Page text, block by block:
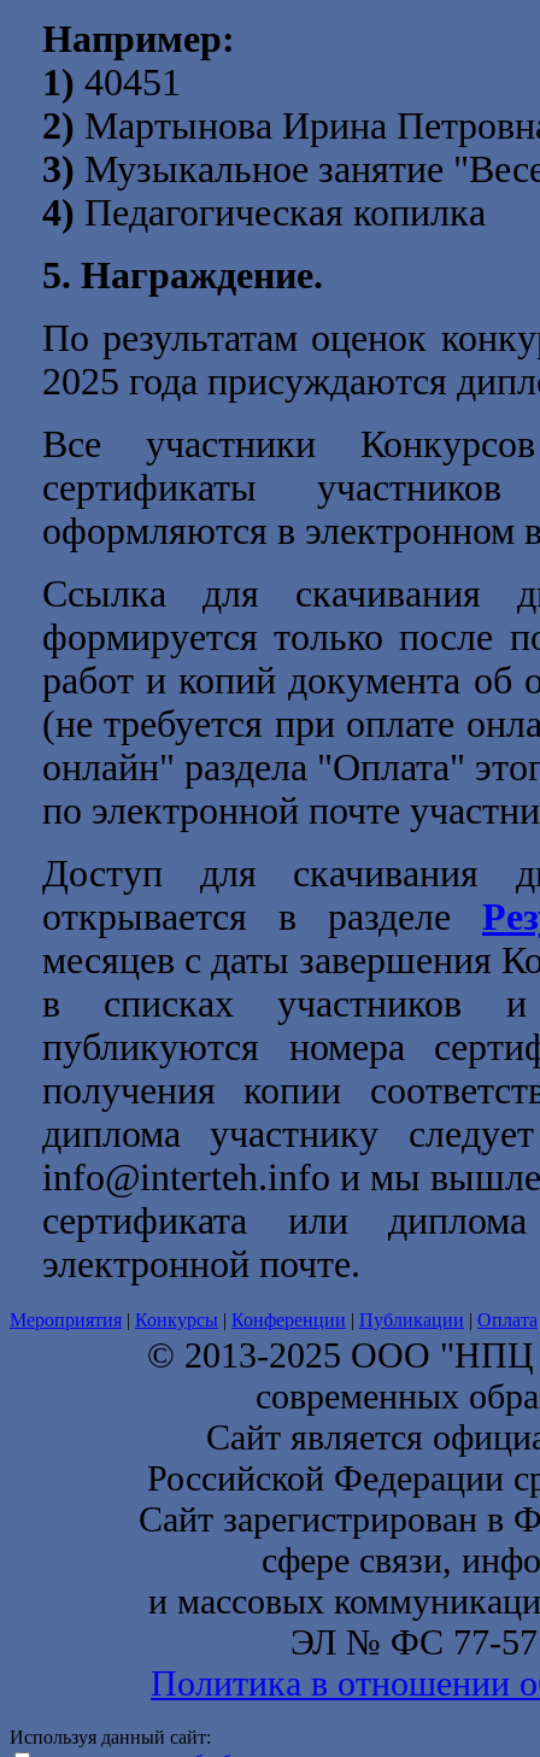
Например:
1) 40451
2) Мартынова Ирина
3) Музыкальное занятие
4) Педагогическая копилка
5. Награждение.
По результатам оценок
2025 года присуждаются
Все участники
сертификаты
оформляются в электронном
Ссылка для скачивания
формируется только после
работ и копий документа об
(не требуется при оплате
онлайн" раздела "Оплата"
по электронной почте
Доступ для скачивания
открывается в разделе
месяцев с даты завершения
в списках участников и
публикуются номера
получения копии
диплома участнику
info@interteh.info и мы
сертификата или
электронной почте.
Мероприятия | Конкурсы | Конференции | Публикации | Оплата
© 2013-2025 ООО
современных
Сайт является
Российской Федерации
Сайт зарегистрирован в
сфере связи,
и массовых
ЭЛ № ФС 77-
Политика в отношении
Используя данный сайт: